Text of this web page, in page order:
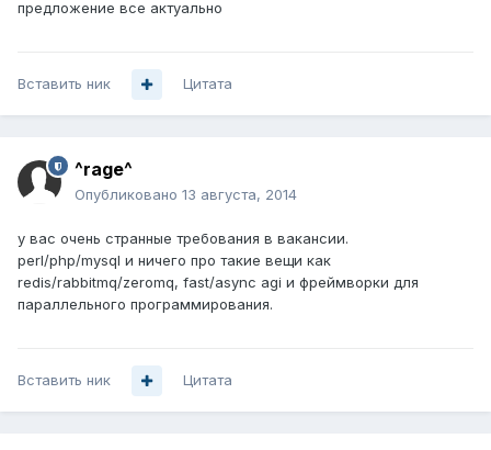
предложение все актуально
Вставить ник Цитата
^rage^
Опубликовано 13 августа, 2014
у вас очень странные требования в вакансии.
perl/php/mysql и ничего про такие вещи как
redis/rabbitmq/zeromq, fast/async agi и фреймворки для
параллельного программирования.
Вставить ник Цитата